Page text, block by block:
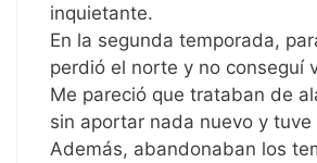
inquietante.
En la segunda temporada,
perdió el norte y no conseguí
Me pareció que trataban de
sin aportar nada nuevo y
Además, abandonaban los